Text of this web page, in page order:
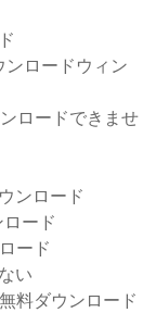
ンロードウィン
ロードできませ
ンロード
ード
ード
い
料ダウンロード